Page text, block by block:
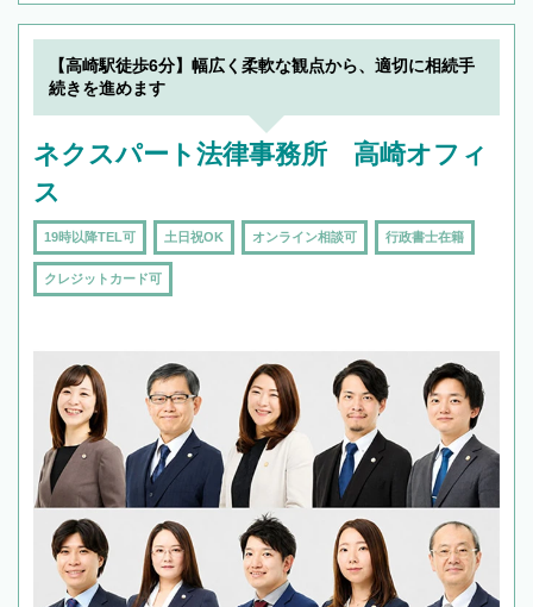
【高崎駅徒歩6分】幅広く柔軟な観点から、適切に相続手
続きを進めます
ネクスパート法律事務所 高崎オフィ
ス
19時以降TEL可 土日祝OK オンライン相談可 行政書士在籍
クレジットカード可